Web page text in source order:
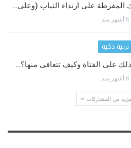
على ارتداء الثياب (وعلى…
6 أشهر منذ
تربية ذكية
على الفتاة وكيف تتعافى منها؟…
6 أشهر منذ
من المشاركات